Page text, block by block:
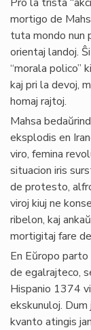
mortigo de
tuta mondo nun
orientaj landoj.
“morala polico”
kaj pri la devoj,
homaj rajtoj.
Mahsa
eksplodis en
viro, femina
situacion iris
de protesto,
viroj kiuj ne
ribelon, kaj
mortigitaj fare
En Eŭropo
de egalrajteco,
Hispanio 1374
ekskunuloj.
kvanto atingis